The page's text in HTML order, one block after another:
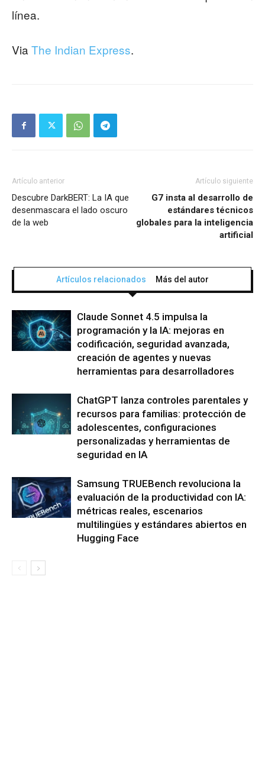
línea.
Via The Indian Express.
Artículo anterior
Descubre DarkBERT: La IA que
desenmascara el lado oscuro
de la web
Artículo siguiente
G7 insta al desarrollo de
estándares técnicos
globales para la inteligencia
artificial
Artículos relacionados Más del autor
Claude Sonnet 4.5 impulsa la
programación y la IA: mejoras en
codificación, seguridad avanzada,
creación de agentes y nuevas
herramientas para desarrolladores
ChatGPT lanza controles parentales y
recursos para familias: protección de
adolescentes, configuraciones
personalizadas y herramientas de
seguridad en IA
Samsung TRUEBench revoluciona la
evaluación de la productividad con IA:
métricas reales, escenarios
multilingües y estándares abiertos en
Hugging Face